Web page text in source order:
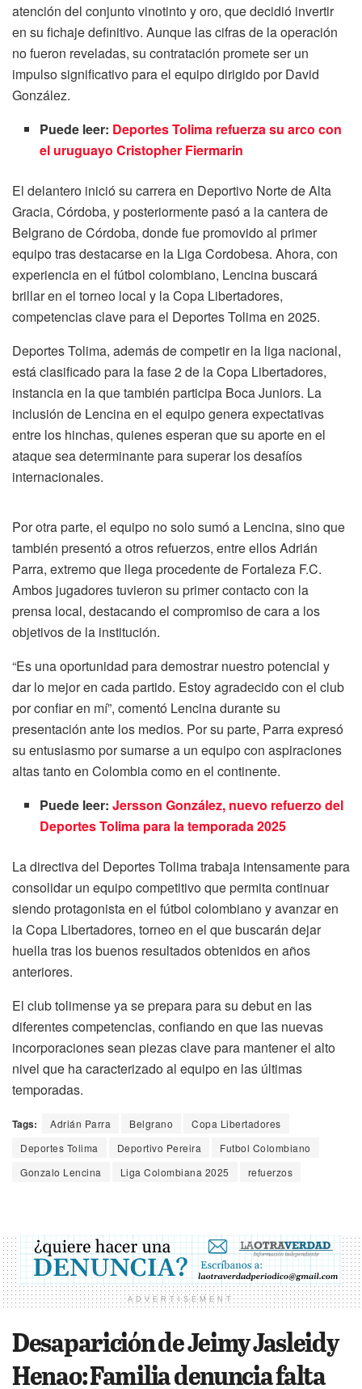
atención del conjunto vinotinto y oro, que decidió invertir
en su fichaje definitivo. Aunque las cifras de la operación
no fueron reveladas, su contratación promete ser un
impulso significativo para el equipo dirigido por David
González.
Puede leer: Deportes Tolima refuerza su arco con
el uruguayo Cristopher Fiermarin
El delantero inició su carrera en Deportivo Norte de Alta
Gracia, Córdoba, y posteriormente pasó a la cantera de
Belgrano de Córdoba, donde fue promovido al primer
equipo tras destacarse en la Liga Cordobesa. Ahora, con
experiencia en el fútbol colombiano, Lencina buscará
brillar en el torneo local y la Copa Libertadores,
competencias clave para el Deportes Tolima en 2025.
Deportes Tolima, además de competir en la liga nacional,
está clasificado para la fase 2 de la Copa Libertadores,
instancia en la que también participa Boca Juniors. La
inclusión de Lencina en el equipo genera expectativas
entre los hinchas, quienes esperan que su aporte en el
ataque sea determinante para superar los desafíos
internacionales.
Por otra parte, el equipo no solo sumó a Lencina, sino que
también presentó a otros refuerzos, entre ellos Adrián
Parra, extremo que llega procedente de Fortaleza F.C.
Ambos jugadores tuvieron su primer contacto con la
prensa local, destacando el compromiso de cara a los
objetivos de la institución.
“Es una oportunidad para demostrar nuestro potencial y
dar lo mejor en cada partido. Estoy agradecido con el club
por confiar en mí”, comentó Lencina durante su
presentación ante los medios. Por su parte, Parra expresó
su entusiasmo por sumarse a un equipo con aspiraciones
altas tanto en Colombia como en el continente.
Puede leer:Jersson González, nuevo refuerzo del
Deportes Tolima para la temporada 2025
La directiva del Deportes Tolima trabaja intensamente para
consolidar un equipo competitivo que permita continuar
siendo protagonista en el fútbol colombiano y avanzar en
la Copa Libertadores, torneo en el que buscarán dejar
huella tras los buenos resultados obtenidos en años
anteriores.
El club tolimense ya se prepara para su debut en las
diferentes competencias, confiando en que las nuevas
incorporaciones sean piezas clave para mantener el alto
nivel que ha caracterizado al equipo en las últimas
temporadas.
Tags: Adrián Parra Belgrano
Copa Libertadores
Deportes Tolima
Deportivo Pereira
Futbol Colombiano
Gonzalo Lencina
Liga Colombiana 2025 refuerzos
ADVERTISEMENT
Desaparición de Jeimy Jasleidy
Henao: Familia denuncia falta